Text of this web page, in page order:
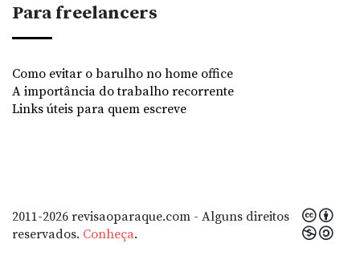
Para freelancers
Como evitar o barulho no home office
A importância do trabalho recorrente
Links úteis para quem escreve
2011-2026 revisaoparaque.com - Alguns direitos
reservados. Conheça.